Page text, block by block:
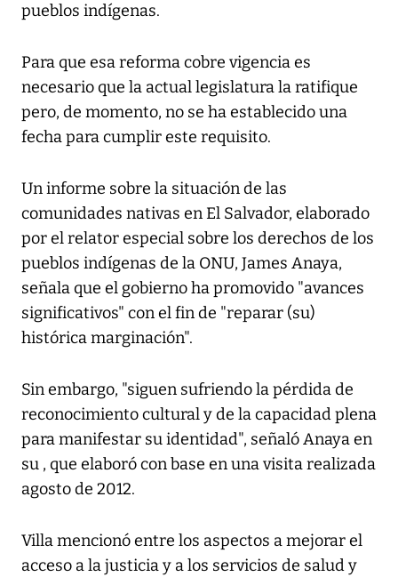
pueblos indígenas.
Para que esa reforma cobre vigencia es
necesario que la actual legislatura la ratifique
pero, de momento, no se ha establecido una
fecha para cumplir este requisito.
Un informe sobre la situación de las
comunidades nativas en El Salvador, elaborado
por el relator especial sobre los derechos de los
pueblos indígenas de la ONU, James Anaya,
señala que el gobierno ha promovido "avances
significativos" con el fin de "reparar (su)
histórica marginación".
Sin embargo, "siguen sufriendo la pérdida de
reconocimiento cultural y de la capacidad plena
para manifestar su identidad", señaló Anaya en
su , que elaboró con base en una visita realizada
agosto de 2012.
Villa mencionó entre los aspectos a mejorar el
acceso a la justicia y a los servicios de salud y